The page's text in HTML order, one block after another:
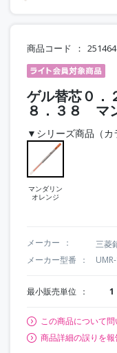
商品コード 251464
ゲル替芯０
８．３８ マ
▼シリーズ商品（カ
マンダリン
オレンジ
メーカー 三菱
メーカー型番
最小販売単位 1
この商品について
商品詳細の誤りを報